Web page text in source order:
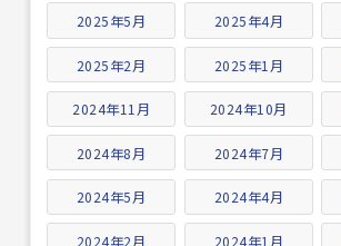
2025年5月 2025年4月
2025年2月 2025年1月
2024年11月 2024年10月
2024年8月 2024年7月
2024年5月 2024年4月
2024年2月 2024年1月